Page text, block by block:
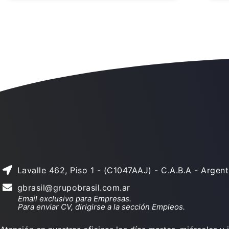
Lavalle 462, Piso 1 - (C1047AAJ) - C.A.B.A -
gbrasil@grupobrasil.com.ar
Email exclusivo para Empresas.
Para enviar CV, dirigirse a la sección Empleos.